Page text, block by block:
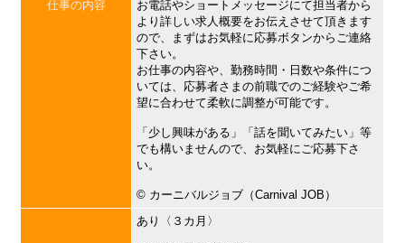
仕事の内容
お電話やショートメッセージにて担当者から
より詳しい求人概要をお伝えさせて頂きます
ので、まずはお気軽に応募ボタンからご連絡
下さい。
お仕事の内容や、勤務時間・日数や条件につ
いては、応募者さまの前職でのご経験やご希
望に合わせて柔軟に調整が可能です。
「少し興味がある」「話を聞いてみたい」等
でも構いませんので、お気軽にご応募下さ
い。
©︎ カーニバルジョブ（Carnival JOB）
あり〈３カ月〉